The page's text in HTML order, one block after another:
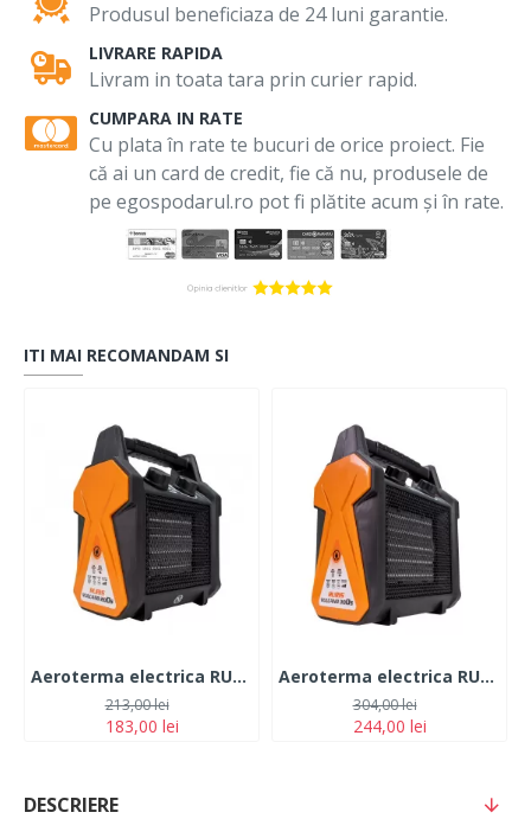
Produsul beneficiaza de 24 luni garantie.
LIVRARE RAPIDA
Livram in toata tara prin curier rapid.
CUMPARA IN RATE
Cu plata în rate te bucuri de orice proiect. Fie
că ai un card de credit, fie că nu, produsele de
pe egospodarul.ro pot fi plătite acum și în rate.
ITI MAI RECOMANDAM SI
Aeroterma electrica RURIS VULCANO 200s
183,00 lei
213,00 lei
Aeroterma electrica RURIS VULCANO 300s
244,00 lei
304,00 lei
DESCRIERE